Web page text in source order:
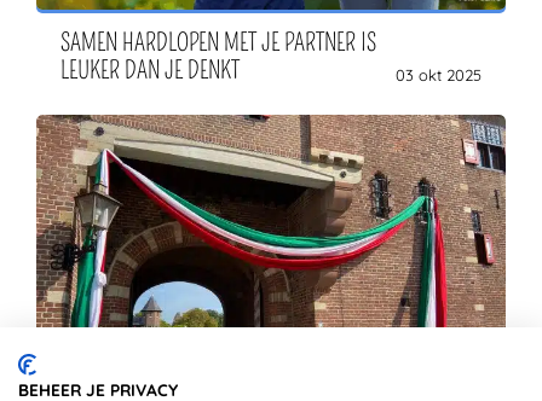
SAMEN HARDLOPEN MET JE PARTNER IS
LEUKER DAN JE DENKT
03 okt 2025
BEHEER JE PRIVACY